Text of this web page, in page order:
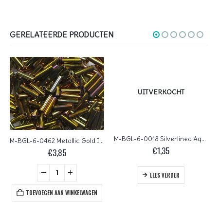
GERELATEERDE PRODUCTEN
M-BGL-6-0462 Metallic Gold Iris Miyuki Bugles 6mm
€3,85
TOEVOEGEN AAN WINKELWAGEN
UITVERKOCHT
M-BGL-6-0018 Silverlined Aqua Miyuki Bugles 6mm
€1,35
LEES VERDER